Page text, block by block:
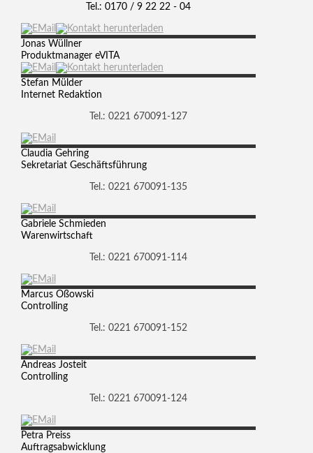
Tel.: 0170 / 9 22 22 - 04
Jonas Wüllner
Produktmanager eVITA
Stefan Mülder
Internet Redaktion
Tel.: 0221 670091-127
Claudia Gehring
Sekretariat Geschäftsführung
Tel.: 0221 670091-135
Gabriele Schmieden
Warenwirtschaft
Tel.: 0221 670091-114
Marcus Oßowski
Controlling
Tel.: 0221 670091-152
Andreas Josteit
Controlling
Tel.: 0221 670091-124
Petra Preiss
Auftragsabwicklung